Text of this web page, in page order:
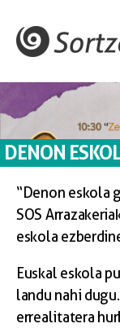
DENON
“Denon eskola
SOS
eskola
Euskal eskola
landu nahi
errealitatera